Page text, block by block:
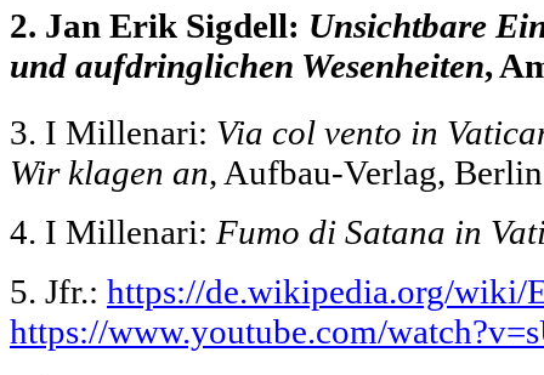
2. Jan Erik Sigdell: Unsichtbare
und aufdringlichen Wesenheiten,
3. I Millenari: Via col vento in
Wir klagen an, Aufbau-Verlag,
4. I Millenari: Fumo di Satana in
5. Jfr.: https://de.wikipedia.org/wiki/
https://www.youtube.com/